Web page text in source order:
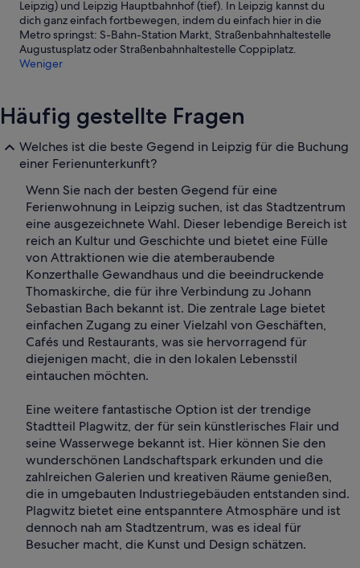
Leipzig) und Leipzig Hauptbahnhof (tief). In Leipzig kannst du
dich ganz einfach fortbewegen, indem du einfach hier in die
Metro springst: S-Bahn-Station Markt, Straßenbahnhaltestelle
Augustusplatz oder Straßenbahnhaltestelle Coppiplatz.
Weniger
Häufig gestellte Fragen
Welches ist die beste Gegend in Leipzig für die Buchung
einer Ferienunterkunft?
Wenn Sie nach der besten Gegend für eine
Ferienwohnung in Leipzig suchen, ist das Stadtzentrum
eine ausgezeichnete Wahl. Dieser lebendige Bereich ist
reich an Kultur und Geschichte und bietet eine Fülle
von Attraktionen wie die atemberaubende
Konzerthalle Gewandhaus und die beeindruckende
Thomaskirche, die für ihre Verbindung zu Johann
Sebastian Bach bekannt ist. Die zentrale Lage bietet
einfachen Zugang zu einer Vielzahl von Geschäften,
Cafés und Restaurants, was sie hervorragend für
diejenigen macht, die in den lokalen Lebensstil
eintauchen möchten.
Eine weitere fantastische Option ist der trendige
Stadtteil Plagwitz, der für sein künstlerisches Flair und
seine Wasserwege bekannt ist. Hier können Sie den
wunderschönen Landschaftspark erkunden und die
zahlreichen Galerien und kreativen Räume genießen,
die in umgebauten Industriegebäuden entstanden sind.
Plagwitz bietet eine entspanntere Atmosphäre und ist
dennoch nah am Stadtzentrum, was es ideal für
Besucher macht, die Kunst und Design schätzen.